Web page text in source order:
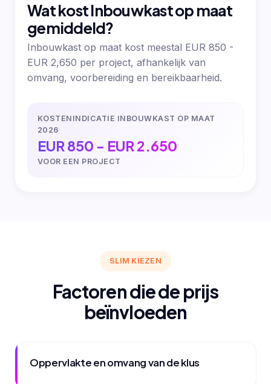
Wat kost Inbouwkast op maat
gemiddeld?
Inbouwkast op maat kost meestal EUR 850 -
EUR 2,650 per project, afhankelijk van
omvang, voorbereiding en bereikbaarheid.
KOSTENINDICATIE INBOUWKAST OP MAAT
2026
EUR 850 - EUR 2.650
VOOR EEN PROJECT
SLIM KIEZEN
Factoren die de prijs
beïnvloeden
Oppervlakte en omvang van de klus